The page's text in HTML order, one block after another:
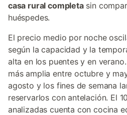
casa rural completasin
huéspedes.
El precio medio por noche
según la capacidad y la
alta en los puentes y en
más amplia entre octubre y
agosto y los fines de semana
reservarlos con antelación. El
analizadas cuenta con cocina